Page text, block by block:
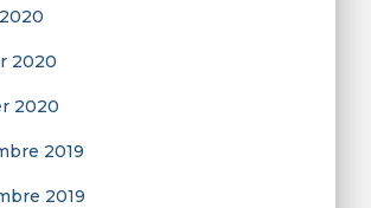
2020
2020
2019
2019